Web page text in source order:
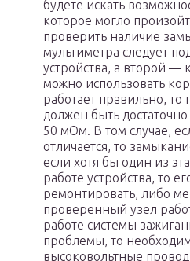
будете искать
которое могло
проверить наличие
мультиметра следует
устройства, а второй —
можно использовать
работает правильно,
должен быть
50 мОм. В том случае,
отличается, то
если хотя бы один из
работе устройства, то
ремонтировать, либо
проверенный узел
работе системы
проблемы, то
высоковольтные